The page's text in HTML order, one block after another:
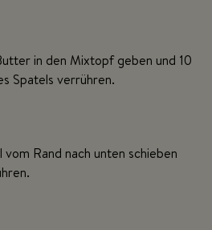
in den Mixtopf geben und 10
Spatels verrühren.
Rand nach unten schieben